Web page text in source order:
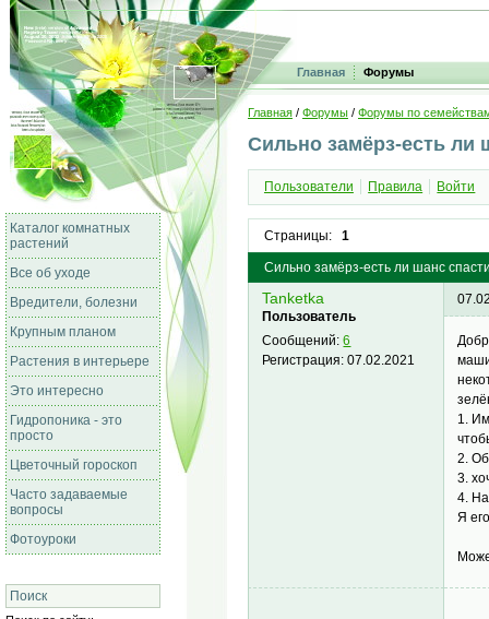
Главная Форумы
Каталог комнатных
растений
Все об уходе
Вредители, болезни
Крупным планом
Растения в интерьере
Это интересно
Гидропоника - это
просто
Цветочный гороскоп
Часто задаваемые
вопросы
Фотоуроки
Поиск
Главная / Форумы / Форумы по
Сильно замёрз-есть ли
Пользователи Правила Войти
Страницы: 1
Сильно замёрз-есть ли шанс
Tanketka
Пользователь
Сообщений:6
Регистрация:07.02.2021
1.
2.
3.
4.
Я